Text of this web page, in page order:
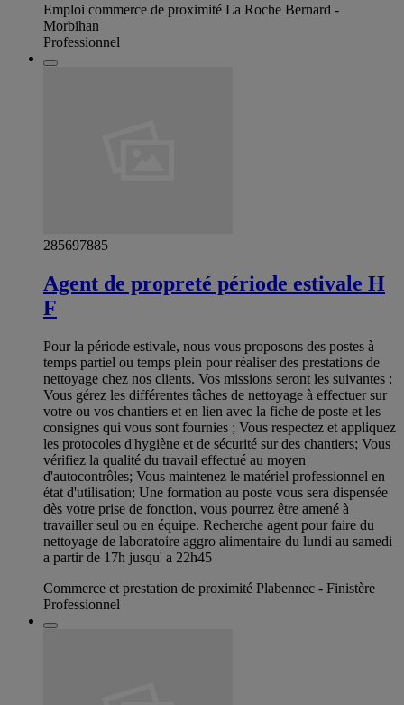
Emploi commerce de proximité La Roche Bernard -
Morbihan
Professionnel
285697885
Agent de propreté période estivale H
F
Pour la période estivale, nous vous proposons des postes à
temps partiel ou temps plein pour réaliser des prestations de
nettoyage chez nos clients. Vos missions seront les suivantes :
Vous gérez les différentes tâches de nettoyage à effectuer sur
votre ou vos chantiers et en lien avec la fiche de poste et les
consignes qui vous sont fournies ; Vous respectez et appliquez
les protocoles d'hygiène et de sécurité sur des chantiers; Vous
vérifiez la qualité du travail effectué au moyen
d'autocontrôles; Vous maintenez le matériel professionnel en
état d'utilisation; Une formation au poste vous sera dispensée
dès votre prise de fonction, vous pourrez être amené à
travailler seul ou en équipe. Recherche agent pour faire du
nettoyage de laboratoire aggro alimentaire du lundi au samedi
a partir de 17h jusqu' a 22h45
Commerce et prestation de proximité Plabennec - Finistère
Professionnel